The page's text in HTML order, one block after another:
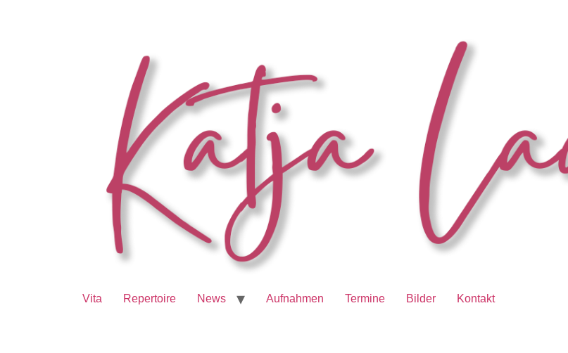
Vita Repertoire News Aufnahmen Termine Bilder Kontakt